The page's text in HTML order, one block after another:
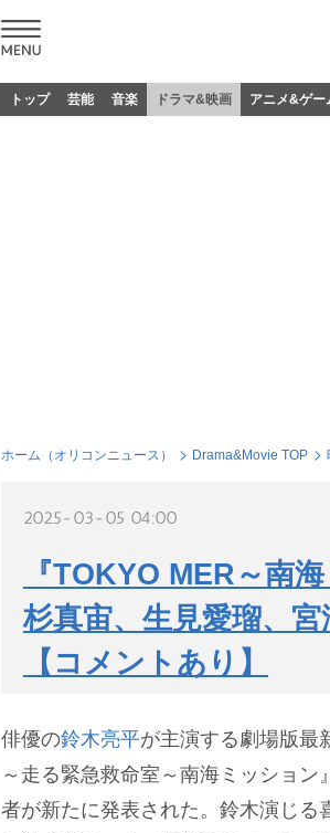
トップ 芸能 音楽 ドラマ&映画 アニメ&ゲー
ホーム（オリコンニュース） Drama&Movie TOP
2025-03-05 04:00
『TOKYO MER～南
杉真宙、生見愛瑠、
【コメントあり】
俳優の鈴木亮平が主演する劇場版最
～走る緊急救命室～南海ミッション
者が新たに発表された。鈴木演じる